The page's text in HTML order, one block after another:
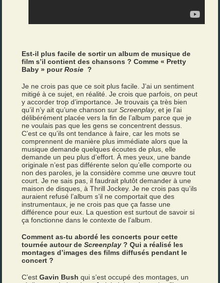
Est-il plus facile de sortir un album de musique de
film s’il contient des chansons ? Comme « Pretty
Baby » pourRosie ?
Je ne crois pas que ce soit plus facile. J’ai un sentiment
mitigé à ce sujet, en réalité. Je crois que parfois, on peut
y accorder trop d’importance. Je trouvais ça très bien
qu’il n’y ait qu’une chanson surScreenplay, et je l’ai
délibérément placée vers la fin de l’album parce que je
ne voulais pas que les gens se concentrent dessus.
C’est ce qu’ils ont tendance à faire, car les mots se
comprennent de manière plus immédiate alors que la
musique demande quelques écoutes de plus, elle
demande un peu plus d’effort. À mes yeux, une bande
originale n’est pas différente selon qu’elle comporte ou
non des paroles, je la considère comme une œuvre tout
court. Je ne sais pas, il faudrait plutôt demander à une
maison de disques, à Thrill Jockey. Je ne crois pas qu’ils
auraient refusé l’album s’il ne comportait que des
instrumentaux, je ne crois pas que ça fasse une
différence pour eux. La question est surtout de savoir si
ça fonctionne dans le contexte de l’album.
Comment as-tu abordé les concerts pour cette
tournée autour deScreenplay ? Qui a réalisé les
montages d’images des films diffusés pendant le
concert ?
C’estGavin Bush qui s’est occupé des montages, un